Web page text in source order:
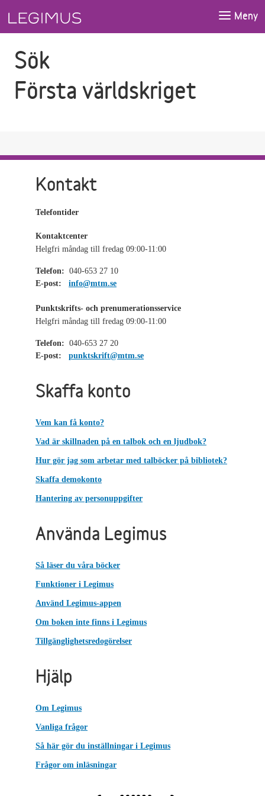
Meny
Sök
Första världskriget
Kontakt
Telefontider
Kontaktcenter
Helgfri måndag till fredag 09:00-11:00
Telefon: 040-653 27 10
E-post:
info@mtm.se
Punktskrifts- och prenumerationsservice
Helgfri måndag till fredag 09:00-11:00
Telefon: 040-653 27 20
E-post:
punktskrift@mtm.se
Skaffa konto
Vem kan få konto?
Vad är skillnaden på en talbok och en ljudbok?
Hur gör jag som arbetar med talböcker på bibliotek?
Skaffa demokonto
Hantering av personuppgifter
Använda Legimus
Så läser du våra böcker
Funktioner i Legimus
Använd Legimus-appen
Om boken inte finns i Legimus
Tillgänglighetsredogörelser
Hjälp
Om Legimus
Vanliga frågor
Så här gör du inställningar i Legimus
Frågor om inläsningar